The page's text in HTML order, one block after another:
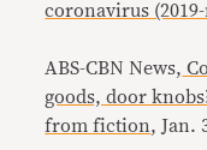
coronavirus (2019-
ABS-CBN News,
goods, door
from fiction, Jan.